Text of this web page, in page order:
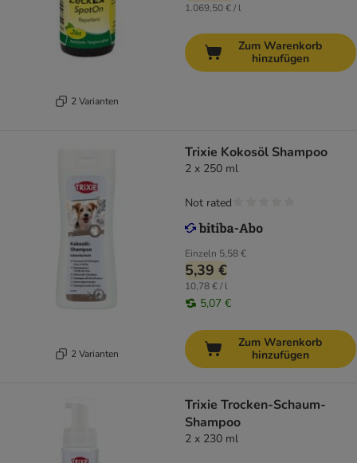
2 Varianten
1.069,50 € / l
Zum Warenkorb
hinzufügen
2 Varianten
Trixie Kokosöl Shampoo
2 x 250 ml
Einzeln 5,58 €
5,39 €
10,78 € / l
5,07 €
Not rated
Zum Warenkorb
hinzufügen
Trixie Trocken-Schaum-
Shampoo
2 x 230 ml